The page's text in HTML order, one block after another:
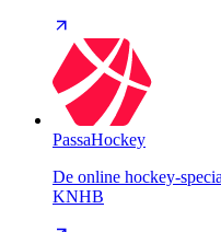
PassaHockey
De online hockey-
KNHB